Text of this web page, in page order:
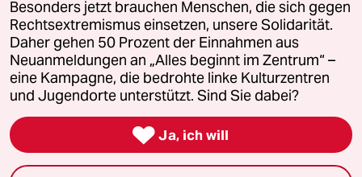
Feedback Redaktionsstatut Kommune-Richtlinien
Leitlinie Informant Datenschutz Impressum AGB
Seitenwende Einwilligungen widerrufen (Ads)
Besonders jetzt brauchen Menschen, die sich gegen
Rechtsextremismus einsetzen, unsere Solidarität.
Daher gehen 50 Prozent der Einnahmen aus
Neuanmeldungen an „Alles beginnt im Zentrum“ –
eine Kampagne, die bedrohte linke Kulturzentren
und Jugendorte unterstützt. Sind Sie dabei?
 Ja, ich will